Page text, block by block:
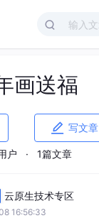
画送福
 写文章
户 · 1篇文章
云原生技术专区
16:56:33